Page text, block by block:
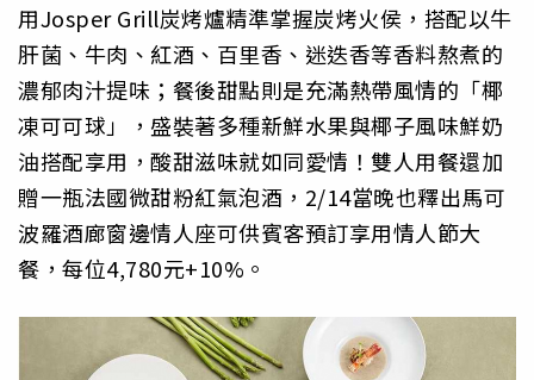
用Josper Grill炭烤爐精準掌握炭烤火侯，搭配以牛
肝菌、牛肉、紅酒、百里香、迷迭香等香料熬煮的
濃郁肉汁提味；餐後甜點則是充滿熱帶風情的「椰
凍可可球」，盛裝著多種新鮮水果與椰子風味鮮奶
油搭配享用，酸甜滋味就如同愛情！雙人用餐還加
贈一瓶法國微甜粉紅氣泡酒，2/14當晚也釋出馬可
波羅酒廊窗邊情人座可供賓客預訂享用情人節大
餐，每位4,780元+10%。